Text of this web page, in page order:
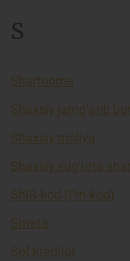
S
Shartnoma
Shaxsiy jamg’arib
Shaxsiy moliya
Shaxsiy sug’urta
ShIR-kod (Pin-kod)
Smeta
Sof kreditor